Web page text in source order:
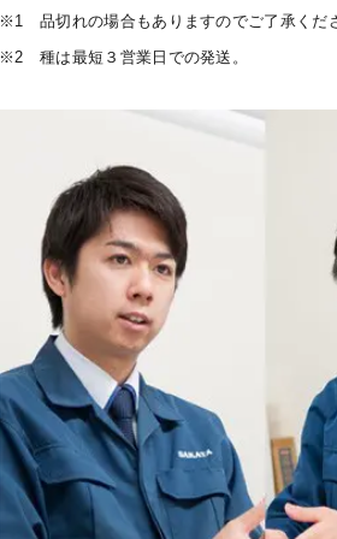
※1 品切れの場合もありますのでご了承くだ
※2 種は最短３営業日での発送。